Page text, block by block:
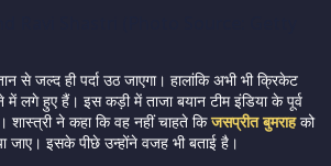
से जल्द ही पर्दा उठ जाएगा। हालांकि अभी भी क्रिकेट
में लगे हुए हैं। इस कड़ी में ताजा बयान टीम इंडिया के पूर्व
शास्त्री ने कहा कि वह नहीं चाहते किजसप्रीत बुमराह को
जाए। इसके पीछे उन्होंने वजह भी बताई है।